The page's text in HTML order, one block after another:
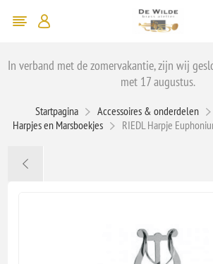
In verband met de zomervakantie, zijn wij
met 17 augustus.
Startpagina Accessoires & onderdelen
Harpjes en Marsboekjes
RIEDL Harpje